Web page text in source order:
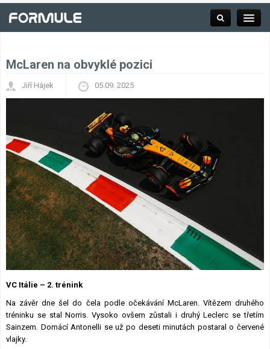
Kalendář F1
Výsledky F1
Okruhy F1
McLaren na obvyklé pozici
Jiří Hájek 05.09. 2025
VC Itálie – 2. trénink
Na závěr dne šel do čela podle očekávání McLaren. Vítězem druhého
tréninku se stal Norris. Vysoko ovšem zůstali i druhý Leclerc se třetím
Sainzem. Domácí Antonelli se už po deseti minutách postaral o červené
vlajky.